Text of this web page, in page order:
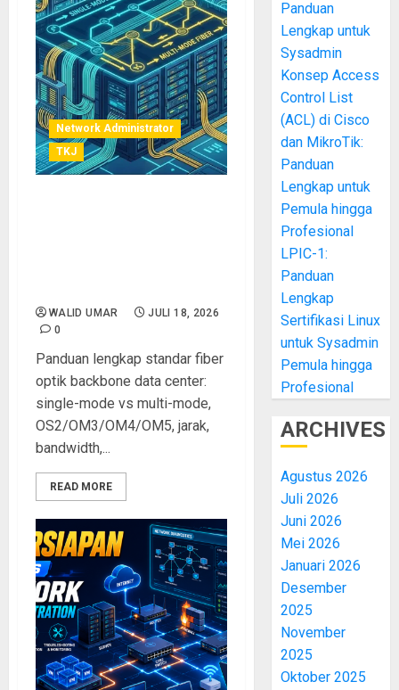
Network Administrator
TKJ
WALID UMAR
JULI 18, 2026
0
Panduan lengkap standar fiber
optik backbone data center:
single-mode vs multi-mode,
OS2/OM3/OM4/OM5, jarak,
bandwidth,...
READ MORE
Panduan
Lengkap untuk
Sysadmin
Konsep Access
Control List
(ACL) di Cisco
dan MikroTik:
Panduan
Lengkap untuk
Pemula hingga
Profesional
LPIC-1:
Panduan
Lengkap
Sertifikasi Linux
untuk Sysadmin
Pemula hingga
Profesional
ARCHIVES
Agustus 2026
Juli 2026
Juni 2026
Mei 2026
Januari 2026
Desember
2025
November
2025
Oktober 2025